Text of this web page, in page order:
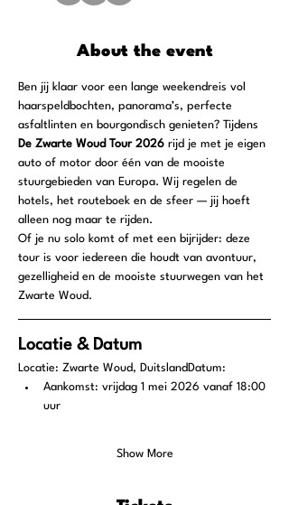
About the event
Ben jij klaar voor een lange weekendreis vol
haarspeldbochten, panorama’s, perfecte
asfaltlinten en bourgondisch genieten? Tijdens
De Zwarte Woud Tour 2026 rijd je met je eigen
auto of motor door één van de mooiste
stuurgebieden van Europa. Wij regelen de
hotels, het routeboek en de sfeer — jij hoeft
alleen nog maar te rijden.
Of je nu solo komt of met een bijrijder: deze
tour is voor iedereen die houdt van avontuur,
gezelligheid en de mooiste stuurwegen van het
Zwarte Woud.
Locatie & Datum
Locatie: Zwarte Woud, DuitslandDatum:
Aankomst: vrijdag 1 mei 2026 vanaf 18:00
uur
Show More